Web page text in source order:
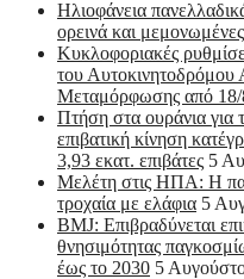
Ηλιοφάνεια
ορεινά και
Kυκλοφοριακές
του
Μεταμόρφωσης από 18/
Πτήση στα ουράνια
επιβατική κίνηση
3,93 εκατ. επιβάτες 5
Μελέτη στις ΗΠΑ: Η
τροχαία με ελάφια 5
BMJ: Επιβραδύνεται
θνησιμότητας
έως το 2030 5